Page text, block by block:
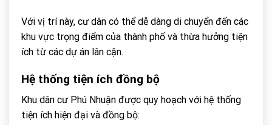
Với vị trí này, cư dân có thể dễ dàng di chuyển đến các
khu vực trọng điểm của thành phố và thừa hưởng tiện
ích từ các dự án lân cận.
Hệ thống tiện ích đồng bộ
Khu dân cư Phú Nhuận được quy hoạch với hệ thống
tiện ích hiện đại và đồng bộ: